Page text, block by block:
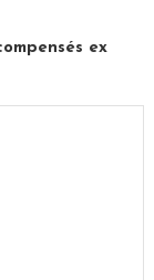
ex